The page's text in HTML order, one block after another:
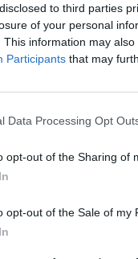
to third parties
of your personal
This information may
Participants that may
Data Processing Opt
opt-out of the Sharing of
opt-out of the Sale of my
ad